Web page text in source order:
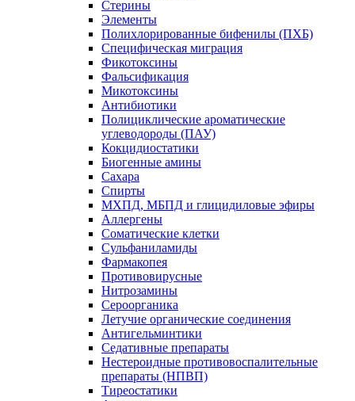
Стерины
Элементы
Полихлорированные бифенилы (ПХБ)
Специфическая миграция
Фикотоксины
Фальсификация
Микотоксины
Антибиотики
Полициклические ароматические
углеводороды (ПАУ)
Кокцидиостатики
Биогенные амины
Сахара
Спирты
МХПД, МБПД и глицидиловые эфиры
Аллергены
Соматические клетки
Сульфаниламиды
Фармакопея
Противовирусные
Нитрозамины
Сероорганика
Летучие органические соединения
Антигельминтики
Седативные препараты
Нестероидные противовоспалительные
препараты (НПВП)
Тиреостатики